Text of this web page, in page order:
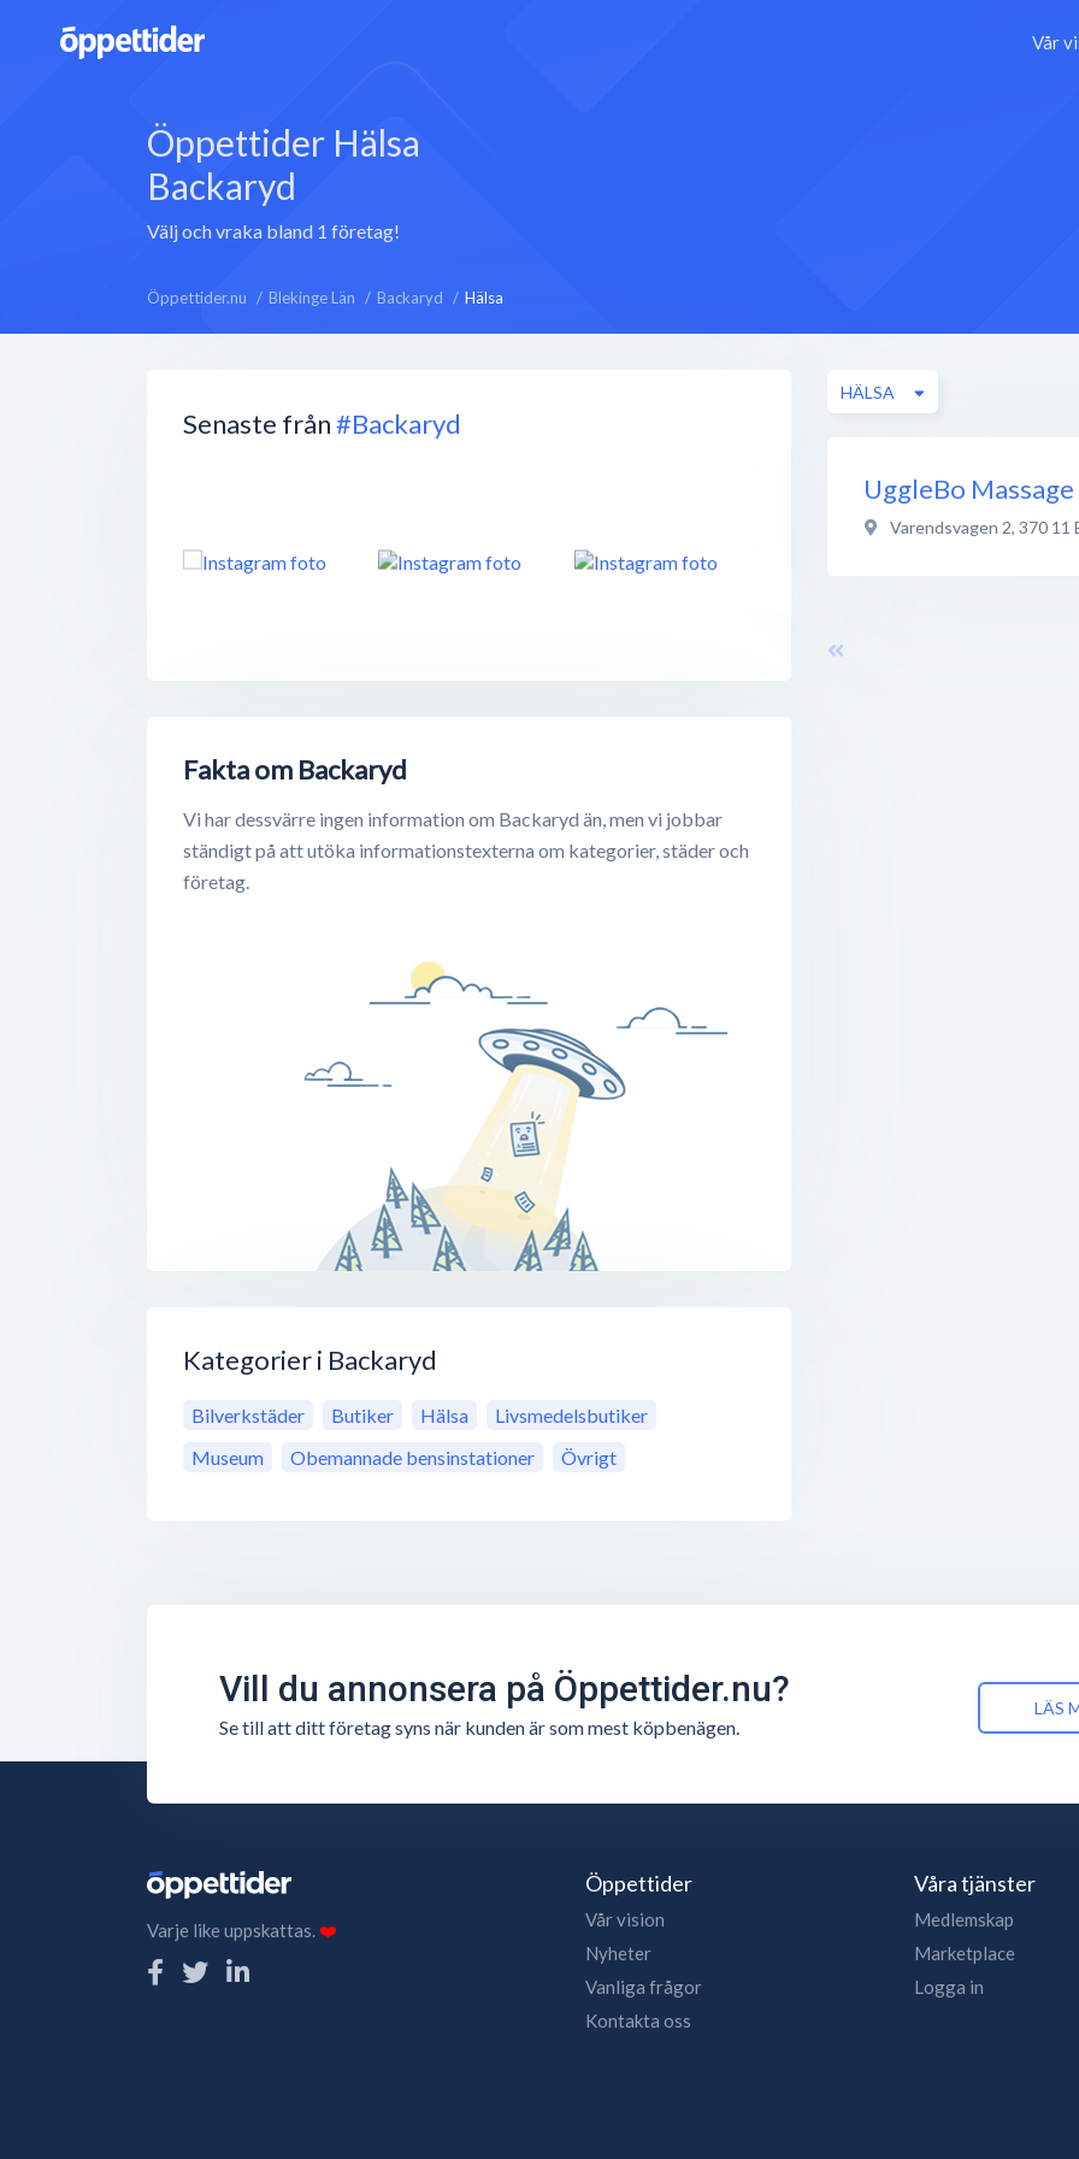
Vår
Öppettider Hälsa
Backaryd
Välj och vraka bland 1 företag!
Öppettider.nu Blekinge Län Backaryd Hälsa
Senaste från#Backaryd
Fakta om Backaryd
Vi har dessvärre ingen information om Backaryd än, men vi jobbar
ständigt på att utöka informationstexterna om kategorier, städer och
företag.
Kategorier i Backaryd
Bilverkstäder Butiker Hälsa
Livsmedelsbutiker
Museum
Obemannade bensinstationer Övrigt
HÄLSA
UggleBo
Varendsvagen 2, 370 11
Vill du annonsera på Öppettider.nu?
Se till att ditt företag syns när kunden är som mest köpbenägen.
LÄS
Varje like uppskattas.❤️
Öppettider
Vår vision
Nyheter
Vanliga frågor
Kontakta oss
Våra tjänster
Medlemskap
Marketplace
Logga in